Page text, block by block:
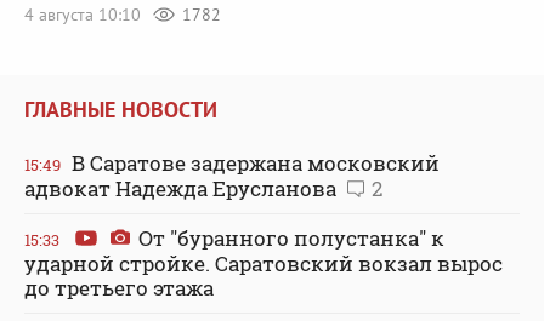
4 августа 10:10
1782
ГЛАВНЫЕ НОВОСТИ
15:49 В Саратове задержана московский
адвокат Надежда Ерусланова
2
15:33
От "буранного полустанка" к
ударной стройке. Саратовский вокзал вырос
до третьего этажа